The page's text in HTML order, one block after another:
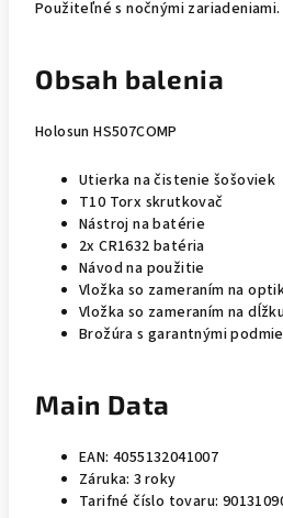
Použiteľné s nočnými zariadeniami.
Obsah balenia
Holosun HS507COMP
Utierka na čistenie šošoviek
T10 Torx skrutkovač
Nástroj na batérie
2x CR1632 batéria
Návod na použitie
Vložka so zameraním na
Vložka so zameraním na
Brožúra s garantnými
Main Data
EAN: 4055132041007
Záruka: 3 roky
Tarifné číslo tovaru: